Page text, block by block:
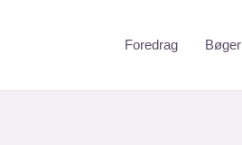
Foredrag Bøger